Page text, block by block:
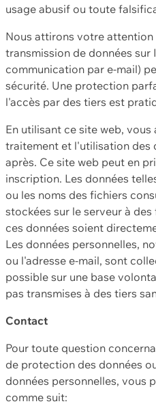
usage abusif ou toute
Nous attirons votre attention
transmission de données sur
communication par e-mail)
sécurité. Une protection
l'accès par des tiers est
En utilisant ce site web,
traitement et l'utilisation des
après. Ce site web peut en
inscription. Les données
ou les noms des fichiers
stockées sur le serveur à
ces données soient
Les données personnelles,
ou l'adresse e-mail, sont
possible sur une base
pas transmises à des tiers
Contact
Pour toute question
de protection des données
données personnelles, vous
comme suit: